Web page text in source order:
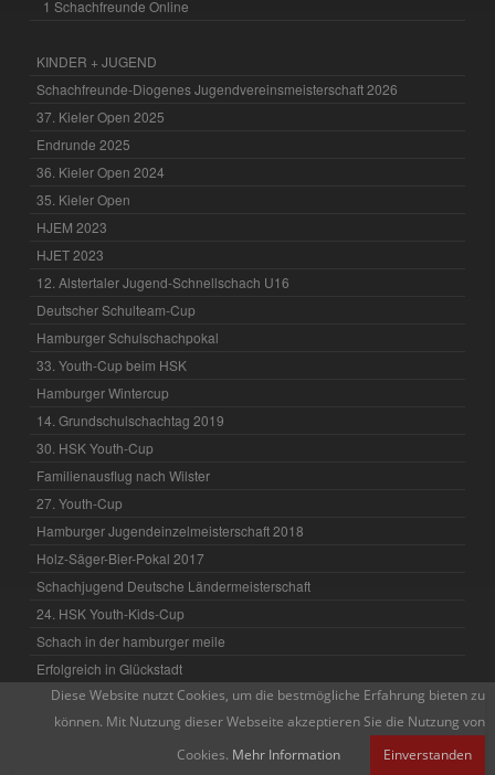
1 Schachfreunde Online
KINDER + JUGEND
Schachfreunde-Diogenes Jugendvereinsmeisterschaft 2026
37. Kieler Open 2025
Endrunde 2025
36. Kieler Open 2024
35. Kieler Open
HJEM 2023
HJET 2023
12. Alstertaler Jugend-Schnellschach U16
Deutscher Schulteam-Cup
Hamburger Schulschachpokal
33. Youth-Cup beim HSK
Hamburger Wintercup
14. Grundschulschachtag 2019
30. HSK Youth-Cup
Familienausflug nach Wilster
27. Youth-Cup
Hamburger Jugendeinzelmeisterschaft 2018
Holz-Säger-Bier-Pokal 2017
Schachjugend Deutsche Ländermeisterschaft
24. HSK Youth-Kids-Cup
Schach in der hamburger meile
Erfolgreich in Glückstadt
David mit Spaß dabei
13. Grundschulschachtag
4. Holz-Säger-Bier-Pokal
Diese Website nutzt Cookies, um die bestmögliche Erfahrung bieten zu
können. Mit Nutzung dieser Webseite akzeptieren Sie die Nutzung von
Cookies. Mehr Information Einverstanden